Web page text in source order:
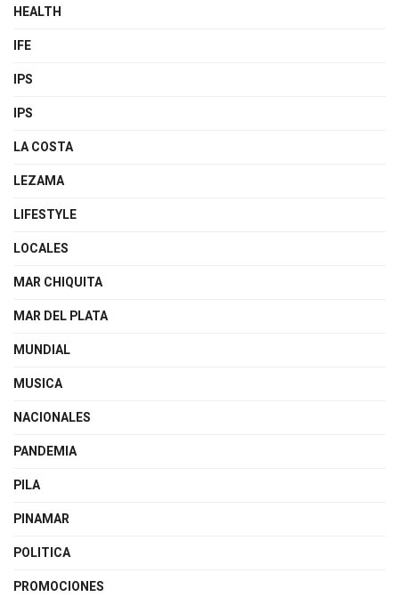
HEALTH
IFE
IPS
IPS
LA COSTA
LEZAMA
LIFESTYLE
LOCALES
MAR CHIQUITA
MAR DEL PLATA
MUNDIAL
MUSICA
NACIONALES
PANDEMIA
PILA
PINAMAR
POLITICA
PROMOCIONES